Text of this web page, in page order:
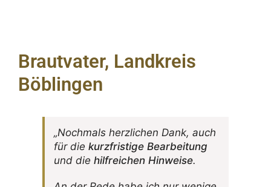
Brautvater, Landkreis
Böblingen
„Noch­mals herz­li­chen Dank, auch
für die kurz­fris­tige Bear­bei­tung
und die hilf­rei­chen Hinweise.